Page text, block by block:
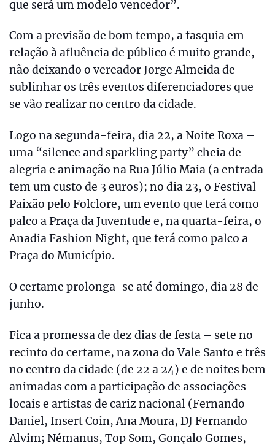
que será um modelo vencedor”.
Com a previsão de bom tempo, a fasquia em
relação à afluência de público é muito grande,
não deixando o vereador Jorge Almeida de
sublinhar os três eventos diferenciadores que
se vão realizar no centro da cidade.
Logo na segunda-feira, dia 22, a Noite Roxa –
uma “silence and sparkling party” cheia de
alegria e animação na Rua Júlio Maia (a entrada
tem um custo de 3 euros); no dia 23, o Festival
Paixão pelo Folclore, um evento que terá como
palco a Praça da Juventude e, na quarta-feira, o
Anadia Fashion Night, que terá como palco a
Praça do Município.
O certame prolonga-se até domingo, dia 28 de
junho.
Fica a promessa de dez dias de festa – sete no
recinto do certame, na zona do Vale Santo e três
no centro da cidade (de 22 a 24) e de noites bem
animadas com a participação de associações
locais e artistas de cariz nacional (Fernando
Daniel, Insert Coin, Ana Moura, DJ Fernando
Alvim; Némanus, Top Som, Gonçalo Gomes,